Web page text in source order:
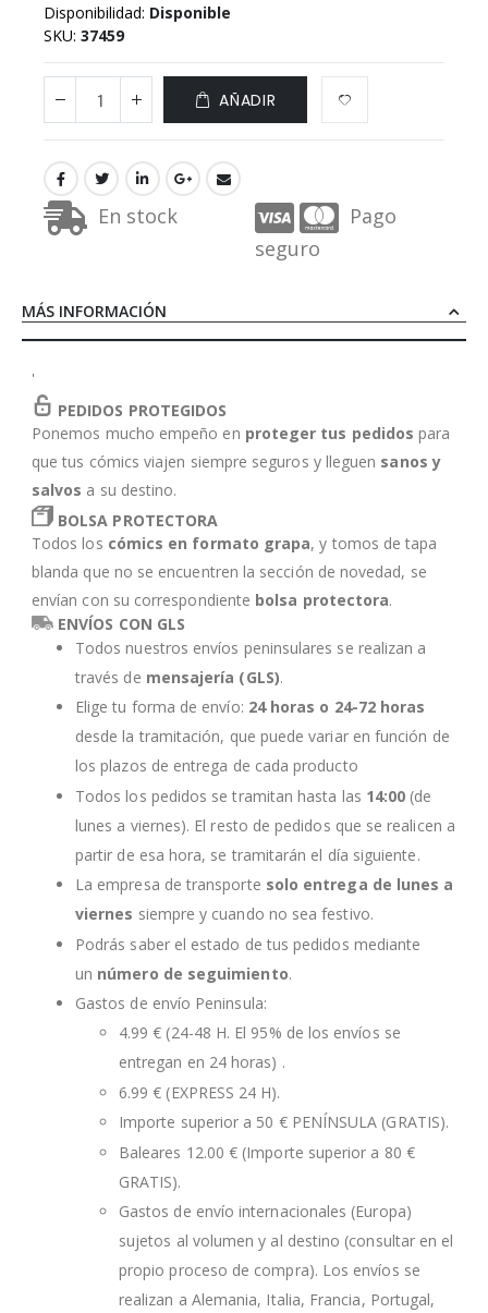
Disponibilidad: Disponible
SKU 37459
AÑADIR
En stock
Pago
seguro
MÁS INFORMACIÓN
'
PEDIDOS PROTEGIDOS
Ponemos mucho empeño en proteger tus pedidos para
que tus cómics viajen siempre seguros y lleguen sanos y
salvos a su destino.
BOLSA PROTECTORA
Todos los cómics en formato grapa, y tomos de tapa
blanda que no se encuentren la sección de novedad, se
envían con su correspondiente bolsa protectora.
ENVÍOS CON GLS
Todos nuestros envíos peninsulares se realizan a
través de mensajería (GLS).
Elige tu forma de envío: 24 horas o 24-72 horas
desde la tramitación, que puede variar en función de
los plazos de entrega de cada producto
Todos los pedidos se tramitan hasta las 14:00 (de
lunes a viernes). El resto de pedidos que se realicen a
partir de esa hora, se tramitarán el día siguiente.
La empresa de transporte solo entrega de lunes a
viernes siempre y cuando no sea festivo.
Podrás saber el estado de tus pedidos mediante
un número de seguimiento.
Gastos de envío Peninsula:
4.99 € (24-48 H. El 95% de los envíos se
entregan en 24 horas) .
6.99 € (EXPRESS 24 H).
Importe superior a 50 € PENÍNSULA (GRATIS).
Baleares 12.00 € (Importe superior a 80 €
GRATIS).
Gastos de envío internacionales (Europa)
sujetos al volumen y al destino (consultar en el
propio proceso de compra). Los envíos se
realizan a Alemania, Italia, Francia, Portugal,